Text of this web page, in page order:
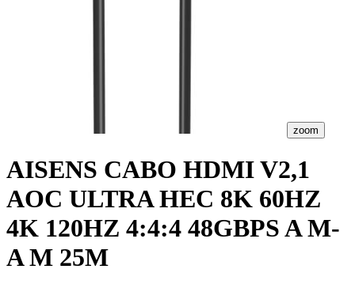
zoom
AISENS CABO HDMI V2,1
AOC ULTRA HEC 8K 60HZ
4K 120HZ 4:4:4 48GBPS A M-
A M 25M